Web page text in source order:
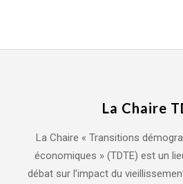
La Chaire
La Chaire « Transitions
économiques » (TDTE) est un
débat sur l’impact du